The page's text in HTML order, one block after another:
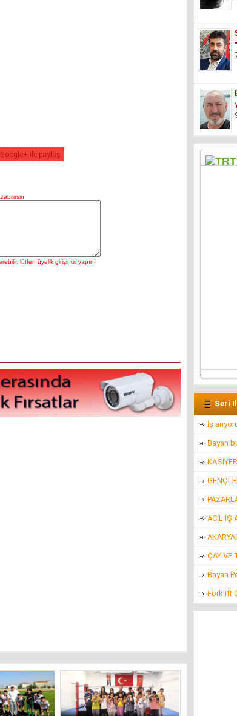
Google+ ile paylaş
Seri
İş
Bayan
KASİYER
ACİL İŞ
ÇAY VE
Bayan
Forklift